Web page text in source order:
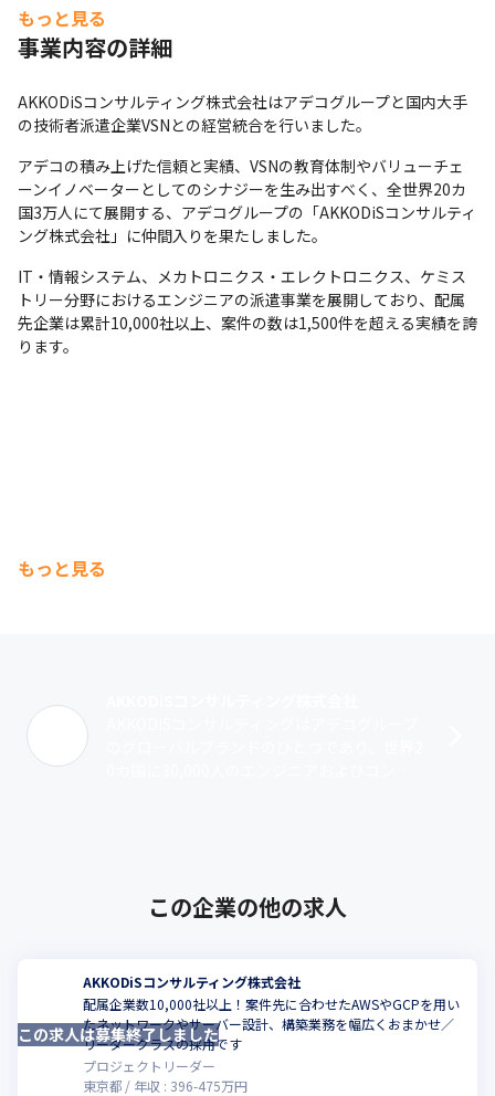
るかを確認し、サポートをします。メンバーが抱えている悩みや
不安に寄り添います。
もっと見る
事業内容の詳細
AKKODiSコンサルティング株式会社はアデコグループと国内大手
の技術者派遣企業VSNとの経営統合を行いました。
アデコの積み上げた信頼と実績、VSNの教育体制やバリューチェ
ーンイノベーターとしてのシナジーを生み出すべく、全世界20カ
国3万人にて展開する、アデコグループの「AKKODiSコンサルティ
ング株式会社」に仲間入りを果たしました。
IT・情報システム、メカトロニクス・エレクトロニクス、ケミス
トリー分野におけるエンジニアの派遣事業を展開しており、配属
先企業は累計10,000社以上、案件の数は1,500件を超える実績を誇
ります。
もっと見る
この企業の他の求人
AKKODiSコンサルティング株式会社
配属企業数10,000社以上！案件先に合わせたAWSやGCPを用い
たネットワークやサーバー設計、構築業務を幅広くおまかせ／
リーダークラスの採用です
プロジェクトリーダー
東京都
年収 : 396-475万円
この求人は募集終了しました